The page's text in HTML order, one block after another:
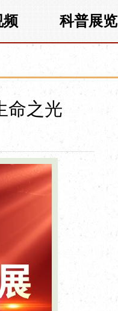
频 科普展览
命之光